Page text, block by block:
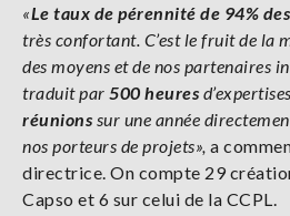
«Le taux de pérennité de 94%
très confortant. C’est le fruit de la
des moyens et de nos partenaires
traduit par 500 heures
réunions sur une année
nos porteurs de projets», a
directrice. On compte 29
Capso et 6 sur celui de la CCPL.